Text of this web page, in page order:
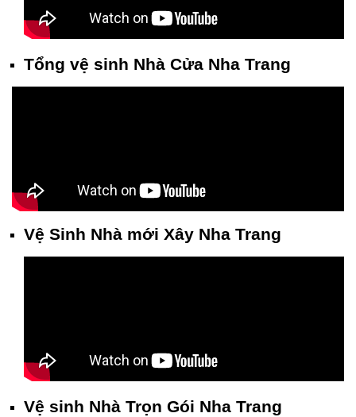
Tổng vệ sinh Nhà Cửa Nha Trang
Vệ Sinh Nhà mới Xây Nha Trang
Vệ sinh Nhà Trọn Gói Nha Trang